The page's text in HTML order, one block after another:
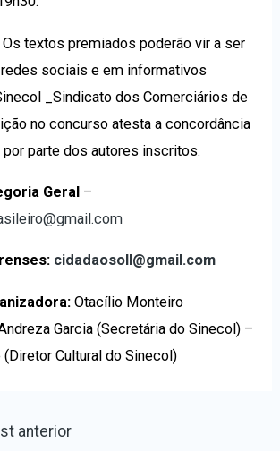
textos premiados poderão vir a ser
sociais e em informativos
_Sindicato dos Comerciários de
no concurso atesta a concordância
parte dos autores inscritos.
Geral –
cidadaosoll@gmail.com
Otacílio Monteiro
Garcia (Secretária do Sinecol) –
Cultural do Sinecol)
anterior